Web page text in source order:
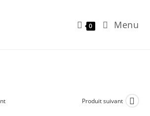
0 Menu
Produit suivant